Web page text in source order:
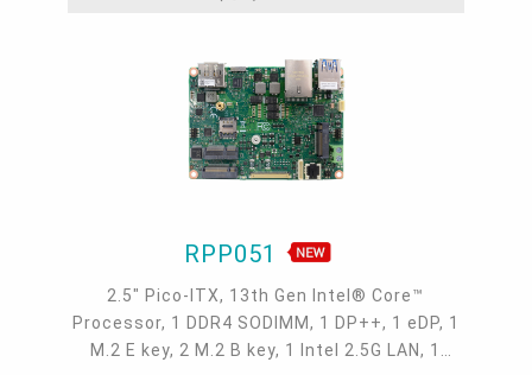
RPP051
2.5" Pico-ITX, 13th Gen Intel® Core™
Processor, 1 DDR4 SODIMM, 1 DP++, 1 eDP, 1
M.2 E key, 2 M.2 B key, 1 Intel 2.5G LAN, 1